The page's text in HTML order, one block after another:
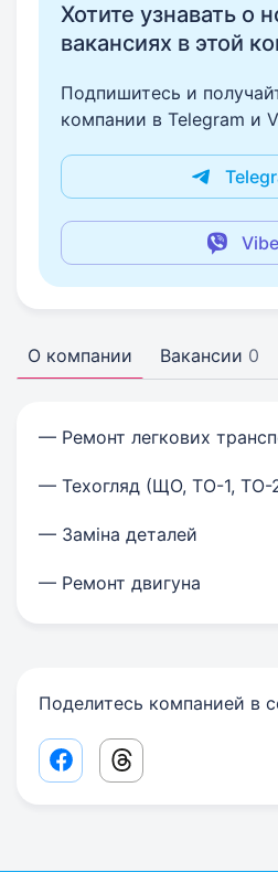
Хотите узнавать о
вакансиях в этой
Подпишитесь и
компании в Telegram и
О компании Вакансии 0
— Ремонт легкових
— Техогляд (ЩО, ТО-1, ТО-
— Заміна деталей
— Ремонт двигуна
Поделитесь компанией в
Facebook share link
Threads share link